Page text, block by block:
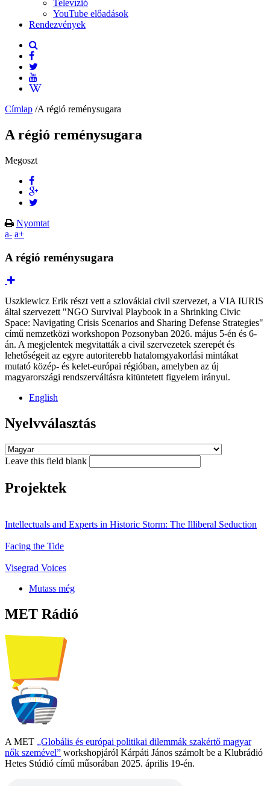
Televízió
YouTube előadások
Rendezvények
Címlap /A régió reménysugara
A régió reménysugara
Megoszt
Nyomtat
a- a+
A régió reménysugara
Uszkiewicz Erik részt vett a szlovákiai civil szervezet, a VIA IURIS
által szervezett "NGO Survival Playbook in a Shrinking Civic
Space: Navigating Crisis Scenarios and Sharing Defense Strategies"
című nemzetközi workshopon Pozsonyban 2026. május 5-én és 6-
án. A megjelentek megvitatták a civil szervezetek szerepét és
lehetőségeit az egyre autoriterebb hatalomgyakorlási mintákat
mutató közép- és kelet-európai régióban, amelyben az új
magyarországi rendszerváltásra kitüntetett figyelem irányul.
English
Nyelvválasztás
Leave this field blank
Projektek
Intellectuals and Experts in Historic Storm: The Illiberal Seduction
Facing the Tide
Visegrad Voices
Mutass még
MET Rádió
A MET „Globális és európai politikai dilemmák szakértő magyar
nők szemével” workshopjáról Kárpáti János számolt be a Klubrádió
Hetes Stúdió című műsorában 2025. április 19-én.